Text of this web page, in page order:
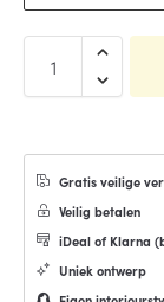
Gratis veilige
Veilig betalen
iDeal of Klarna (
Uniek ontwerp